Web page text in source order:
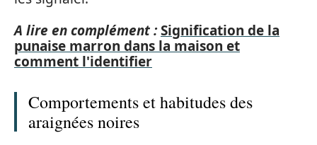
A lire en complément :Signification de la
punaise marron dans la maison et
comment l'identifier
Comportements et habitudes des
araignées noires